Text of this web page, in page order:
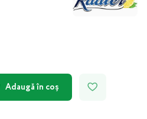
Adaugă în coș